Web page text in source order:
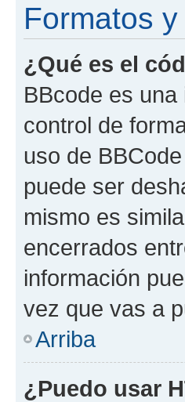
Formatos
¿Qué es el
BBcode es
control de
uso de
puede ser
mismo es
encerrados
información
vez que vas a
Arriba
¿Puedo usar